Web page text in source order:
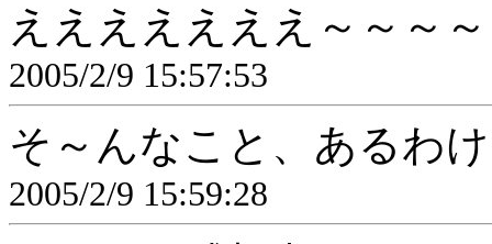
えええええええ～～～
2005/2/9 15:57:53
そ～んなこと、あるわ
2005/2/9 15:59:28